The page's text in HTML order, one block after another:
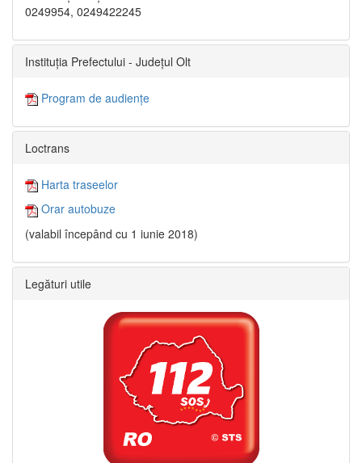
0249954, 0249422245
Instituția Prefectului - Județul Olt
Program de audiențe
Loctrans
Harta traseelor
Orar autobuze
(valabil începând cu 1 iunie 2018)
Legături utile